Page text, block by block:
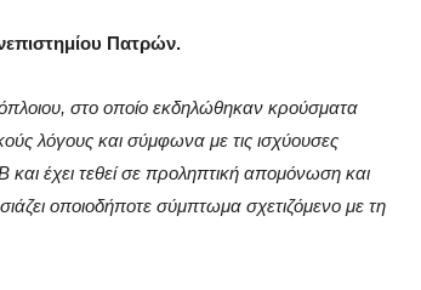
Πατρών.
στο οποίο εκδηλώθηκαν κρούσματα
λόγους και σύμφωνα με τις ισχύουσες
και έχει τεθεί σε προληπτική απομόνωση και
οποιοδήποτε σύμπτωμα σχετιζόμενο με τη